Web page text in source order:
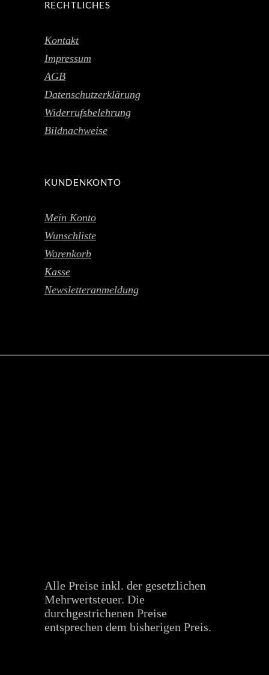
RECHTLICHES
Kontakt
Impressum
AGB
Datenschutzerklärung
Widerrufsbelehrung
Bildnachweise
KUNDENKONTO
Mein Konto
Wunschliste
Warenkorb
Kasse
Newsletteranmeldung
Alle Preise inkl. der gesetzlichen
Mehrwertsteuer. Die
durchgestrichenen Preise
entsprechen dem bisherigen Preis.